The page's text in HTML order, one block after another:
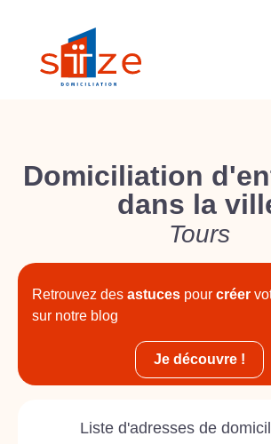
Domiciliation
dans la
Tours
Retrouvez des astuces pour créer
sur notre blog
Je découvre !
Liste d'adresses de